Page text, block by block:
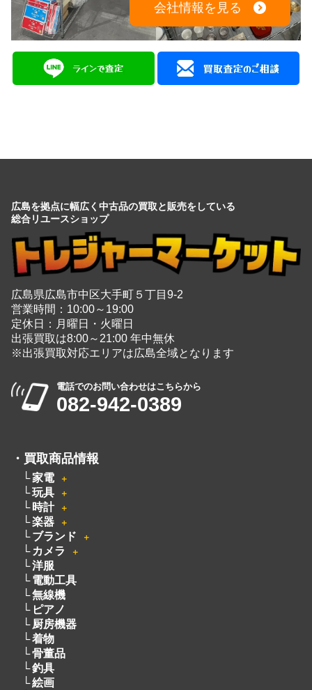
会社情報を見る
広島を拠点に幅広く中古品の買取と販売をしている
総合リユースショップ
広島県広島市中区大手町５丁目9-2
営業時間：10:00～19:00
定休日：月曜日・火曜日
出張買取は8:00～21:00 年中無休
※出張買取対応エリアは広島全域となります
電話でのお問い合わせはこちらから
082-942-0389
・ 買取商品情報
家電 ＋
玩具 ＋
時計 ＋
楽器 ＋
ブランド ＋
カメラ ＋
洋服
電動工具
無線機
ピアノ
厨房機器
着物
骨董品
釣具
絵画